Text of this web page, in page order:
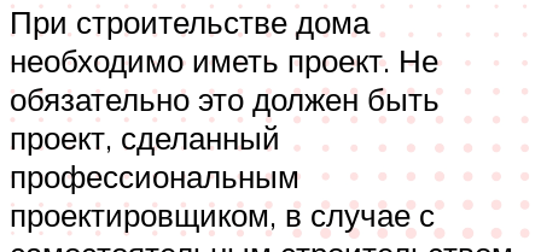
При строительстве дома
необходимо иметь проект. Не
обязательно это должен быть
проект, сделанный
профессиональным
проектировщиком, в случае с